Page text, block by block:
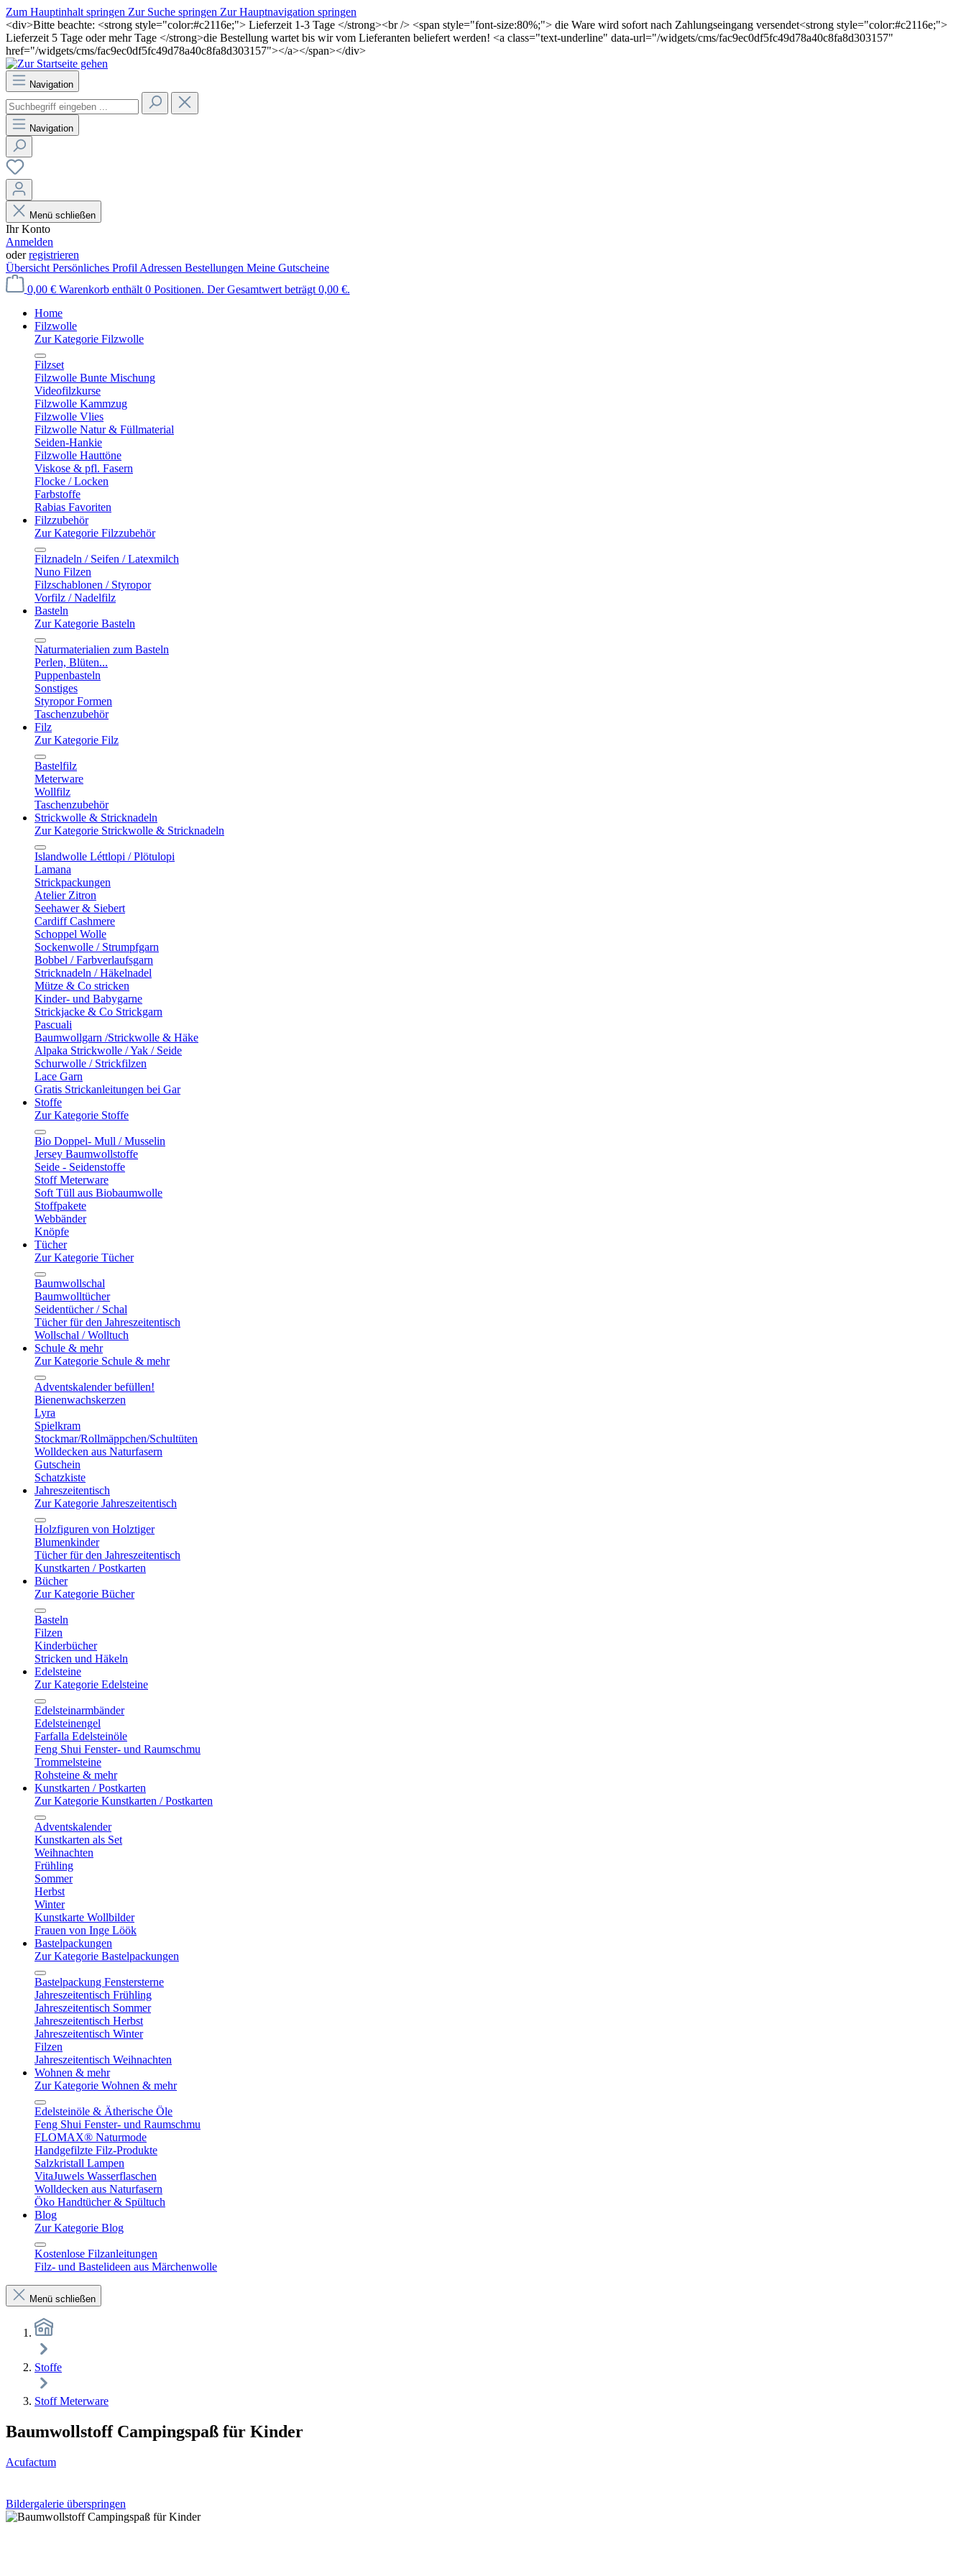
Zum Hauptinhalt springen Zur Suche springen Zur Hauptnavigation springen
<div>Bitte beachte: <strong style="color:#c2116e;"> Lieferzeit 1-3 Tage </strong><br /> <span style="font-size:80%;"> die Ware wird sofort nach Zahlungseingang versendet<strong style="color:#c2116e;">
Lieferzeit 5 Tage oder mehr Tage </strong>die Bestellung wartet bis wir vom Lieferanten beliefert werden! <a class="text-underline" data-url="/widgets/cms/fac9ec0df5fc49d78a40c8fa8d303157"
href="/widgets/cms/fac9ec0df5fc49d78a40c8fa8d303157"></a></span></div>
Navigation
Navigation
Menü schließen
Ihr Konto
Anmelden
oderregistrieren
Übersicht Persönliches Profil Adressen Bestellungen Meine Gutscheine
0,00 € Warenkorb enthält 0 Positionen. Der Gesamtwert beträgt 0,00 €.
Home
Filzwolle
Zur Kategorie Filzwolle
Filzset
Filzwolle Bunte Mischung
Videofilzkurse
Filzwolle Kammzug
Filzwolle Vlies
Filzwolle Natur & Füllmaterial
Seiden-Hankie
Filzwolle Hauttöne
Viskose & pfl. Fasern
Flocke / Locken
Farbstoffe
Rabias Favoriten
Filzzubehör
Zur Kategorie Filzzubehör
Filznadeln / Seifen / Latexmilch
Nuno Filzen
Filzschablonen / Styropor
Vorfilz / Nadelfilz
Basteln
Zur Kategorie Basteln
Naturmaterialien zum Basteln
Perlen, Blüten...
Puppenbasteln
Sonstiges
Styropor Formen
Taschenzubehör
Filz
Zur Kategorie Filz
Bastelfilz
Meterware
Wollfilz
Taschenzubehör
Strickwolle & Stricknadeln
Zur Kategorie Strickwolle & Stricknadeln
Islandwolle Léttlopi / Plötulopi
Lamana
Strickpackungen
Atelier Zitron
Seehawer & Siebert
Cardiff Cashmere
Schoppel Wolle
Sockenwolle / Strumpfgarn
Bobbel / Farbverlaufsgarn
Stricknadeln / Häkelnadel
Mütze & Co stricken
Kinder- und Babygarne
Strickjacke & Co Strickgarn
Pascuali
Baumwollgarn /Strickwolle & Häke
Alpaka Strickwolle / Yak / Seide
Schurwolle / Strickfilzen
Lace Garn
Gratis Strickanleitungen bei Gar
Stoffe
Zur Kategorie Stoffe
Bio Doppel- Mull / Musselin
Jersey Baumwollstoffe
Seide - Seidenstoffe
Stoff Meterware
Soft Tüll aus Biobaumwolle
Stoffpakete
Webbänder
Knöpfe
Tücher
Zur Kategorie Tücher
Baumwollschal
Baumwolltücher
Seidentücher / Schal
Tücher für den Jahreszeitentisch
Wollschal / Wolltuch
Schule & mehr
Zur Kategorie Schule & mehr
Adventskalender befüllen!
Bienenwachskerzen
Lyra
Spielkram
Stockmar/Rollmäppchen/Schultüten
Wolldecken aus Naturfasern
Gutschein
Schatzkiste
Jahreszeitentisch
Zur Kategorie Jahreszeitentisch
Holzfiguren von Holztiger
Blumenkinder
Tücher für den Jahreszeitentisch
Kunstkarten / Postkarten
Bücher
Zur Kategorie Bücher
Basteln
Filzen
Kinderbücher
Stricken und Häkeln
Edelsteine
Zur Kategorie Edelsteine
Edelsteinarmbänder
Edelsteinengel
Farfalla Edelsteinöle
Feng Shui Fenster- und Raumschmu
Trommelsteine
Rohsteine & mehr
Kunstkarten / Postkarten
Zur Kategorie Kunstkarten / Postkarten
Adventskalender
Kunstkarten als Set
Weihnachten
Frühling
Sommer
Herbst
Winter
Kunstkarte Wollbilder
Frauen von Inge Löök
Bastelpackungen
Zur Kategorie Bastelpackungen
Bastelpackung Fenstersterne
Jahreszeitentisch Frühling
Jahreszeitentisch Sommer
Jahreszeitentisch Herbst
Jahreszeitentisch Winter
Filzen
Jahreszeitentisch Weihnachten
Wohnen & mehr
Zur Kategorie Wohnen & mehr
Edelsteinöle & Ätherische Öle
Feng Shui Fenster- und Raumschmu
FLOMAX® Naturmode
Handgefilzte Filz-Produkte
Salzkristall Lampen
VitaJuwels Wasserflaschen
Wolldecken aus Naturfasern
Öko Handtücher & Spültuch
Blog
Zur Kategorie Blog
Kostenlose Filzanleitungen
Filz- und Bastelideen aus Märchenwolle
Menü schließen
Stoffe
Stoff Meterware
Baumwollstoff Campingspaß für Kinder
Acufactum
Bildergalerie überspringen